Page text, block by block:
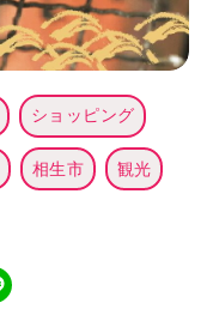
ショッピング
相生市 観光